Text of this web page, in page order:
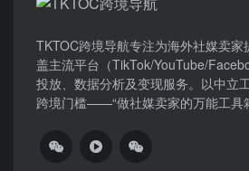
TKTOC跨境导航​专注为海外社媒卖
盖主流平台（TikTok/YouTube/
投放、数据分析及变现服务。以中立
跨境门槛——“做社媒卖家的万能工具